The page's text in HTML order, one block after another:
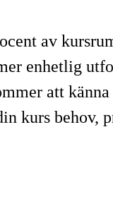
av
enhetlig
att
kurs behov,